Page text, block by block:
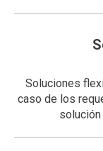
Soluciones
caso de los